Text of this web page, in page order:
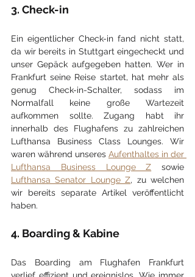
3. Check-in
Ein eigentlicher Check-in fand nicht statt,
da wir bereits in Stuttgart eingecheckt und
unser Gepäck aufgegeben hatten. Wer in
Frankfurt seine Reise startet, hat mehr als
genug Check-in-Schalter, sodass im
Normalfall keine große Wartezeit
aufkommen sollte. Zugang habt ihr
innerhalb des Flughafens zu zahlreichen
Lufthansa Business Class Lounges. Wir
waren während unseres Aufenthaltes in der
Lufthansa Business Lounge Z
Lufthansa Senator Lounge Z, zu welchen
wir bereits separate Artikel veröffentlicht
haben.
4. Boarding & Kabine
Das Boarding am Flughafen Frankfurt